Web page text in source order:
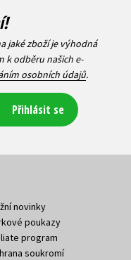
jaké zboží je výhodná
k odběru našich e-
osobních údajů.
Přihlásit se
novinky
poukazy
program
soukromí